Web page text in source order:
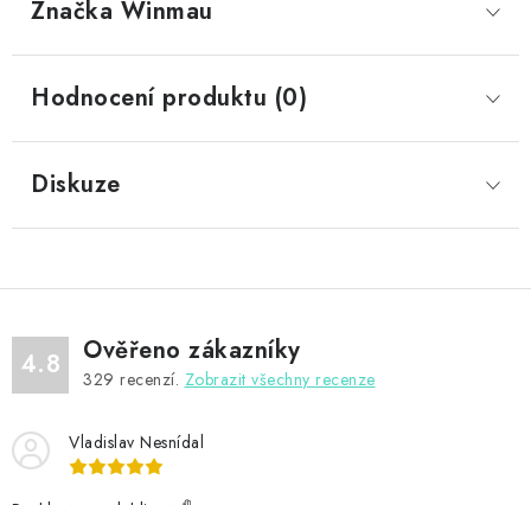
Značka Winmau
Hodnocení produktu (0)
Diskuze
4.8 Ověřeno zákazníky
329 recenzí. Zobrazit všechny recenze
Vladislav Nesnídal